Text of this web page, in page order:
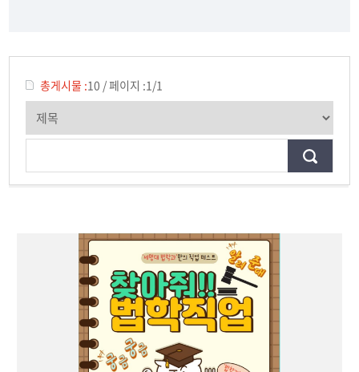
총게시물 :10 /페이지 :1/1